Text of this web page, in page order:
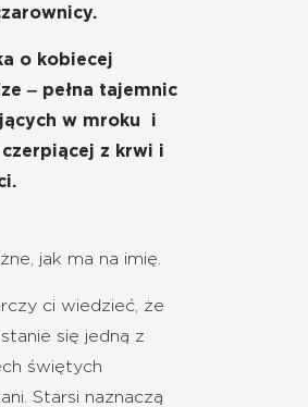
o kobiecej
‒ pełna tajemnic
w mroku i
z krwi i
jak ma na imię.
ci wiedzieć, że
się jedną z
świętych
Starsi naznaczą